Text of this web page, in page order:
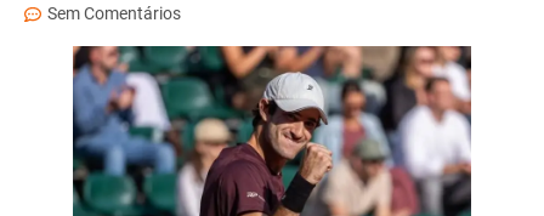
Sem Comentários